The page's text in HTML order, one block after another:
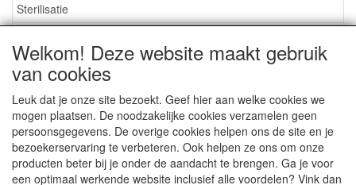
Sterilisatie
Aktieartikelen
Medisan Trading te Alblasserdam. Alle genoemde prijzen zijn
inclusief BTW enexclusief verzendkostentenzij anders
Welkom! Deze website maakt gebruik
van cookies
Leuk dat je onze site bezoekt. Geef hier aan welke cookies we
mogen plaatsen. De noodzakelijke cookies verzamelen geen
persoonsgegevens. De overige cookies helpen ons de site en je
bezoekerservaring te verbeteren. Ook helpen ze ons om onze
producten beter bij je onder de aandacht te brengen. Ga je voor
een optimaal werkende website inclusief alle voordelen? Vink dan